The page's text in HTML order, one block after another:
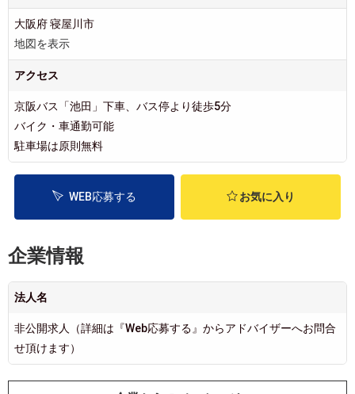
大阪府 寝屋川市
地図を表示
アクセス
京阪バス「池田」下車、バス停より徒歩5分
バイク・車通勤可能
駐車場は原則無料
WEB応募する お気に入り
企業情報
法人名
非公開求人（詳細は『Web応募する』からアドバイザーへお問合
せ頂けます）